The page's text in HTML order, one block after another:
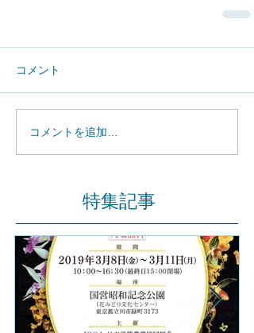
コメント
コメントを追加…
特集記事